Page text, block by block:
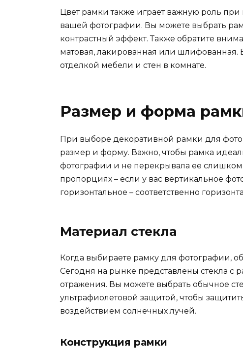
Цвет рамки также играет важную роль
вашей фотографии. Вы можете выбрать
контрастный эффект. Также обратите
матовая, лакированная или шлифованная.
отделкой мебели и стен в комнате.
Размер и форма
При выборе декоративной рамки для
размер и форму. Важно, чтобы рамка
фотографии и не перекрывала ее
пропорциях – если у вас вертикальное
горизонтальное – соответственно
Материал стекла
Когда выбираете рамку для фотографии,
Сегодня на рынке представлены стекла с
отражения. Вы можете выбрать обычное
ультрафиолетовой защитой, чтобы
воздействием солнечных лучей.
Конструкция рамки